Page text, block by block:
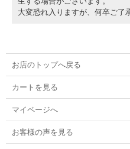
大変恐れ入りますが、何卒ご了
お店のトップへ戻る
カートを見る
マイページへ
お客様の声を見る